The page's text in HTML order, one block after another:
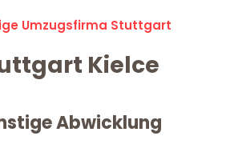
Umzugsfirma Stuttgart
Kielce
Abwicklung